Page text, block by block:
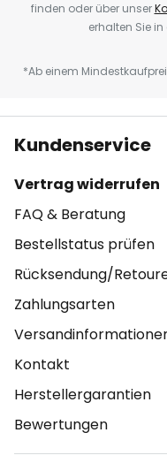
finden oder über unser
erhalten Sie in
*Ab einem
Kundenservice
Vertrag widerrufen
FAQ & Beratung
Bestellstatus prüfen
Rücksendung/
Zahlungsarten
Kontakt
Herstellergarantien
Bewertungen